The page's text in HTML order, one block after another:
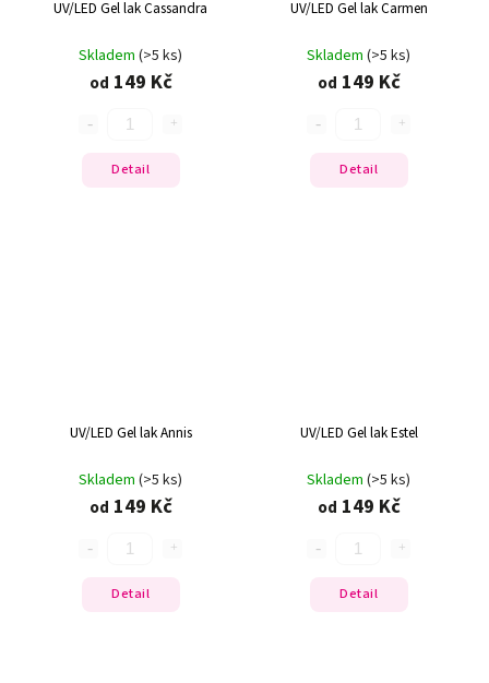
UV/LED Gel lak Cassandra
Skladem (>5 ks)
od 149 Kč
Detail
UV/LED Gel lak Carmen
Skladem (>5 ks)
od 149 Kč
Detail
UV/LED Gel lak Annis
Skladem (>5 ks)
od 149 Kč
Detail
UV/LED Gel lak Estel
Skladem (>5 ks)
od 149 Kč
Detail